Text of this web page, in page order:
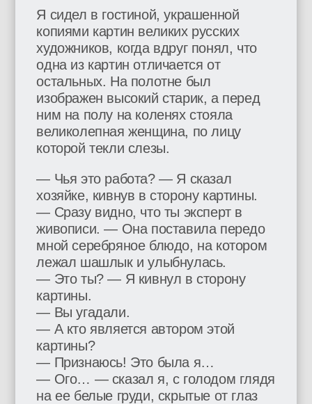
Я сидел в гостиной, украшенной
копиями картин великих русских
художников, когда вдруг понял, что
одна из картин отличается от
остальных. На полотне был
изображен высокий старик, а перед
ним на полу на коленях стояла
великолепная женщина, по лицу
которой текли слезы.
— Чья это работа? — Я сказал
хозяйке, кивнув в сторону картины.
— Сразу видно, что ты эксперт в
живописи. — Она поставила передо
мной серебряное блюдо, на котором
лежал шашлык и улыбнулась.
— Это ты? — Я кивнул в сторону
картины.
— Вы угадали.
— А кто является автором этой
картины?
— Признаюсь! Это была я…
— Ого… — сказал я, с голодом глядя
на ее белые груди, скрытые от глаз